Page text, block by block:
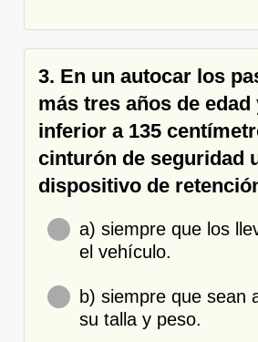
3. En un autocar los
más tres años de edad
inferior a 135
cinturón de seguridad
dispositivo de
a) siempre que los
el vehículo.
b) siempre que sean
su talla y peso.